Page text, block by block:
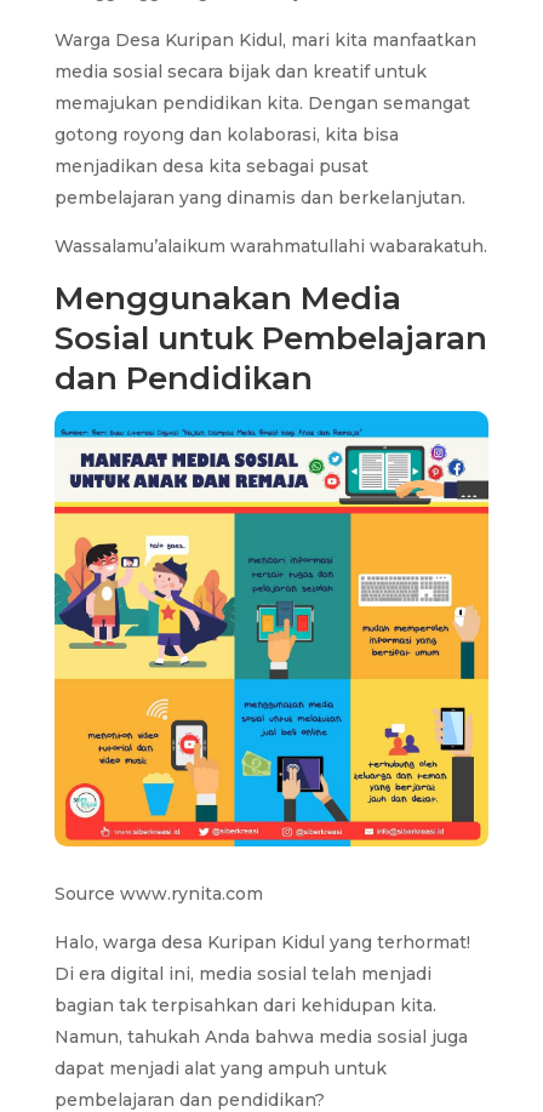
Warga Desa Kuripan Kidul, mari kita manfaatkan
media sosial secara bijak dan kreatif untuk
memajukan pendidikan kita. Dengan semangat
gotong royong dan kolaborasi, kita bisa
menjadikan desa kita sebagai pusat
pembelajaran yang dinamis dan berkelanjutan.
Wassalamu’alaikum warahmatullahi wabarakatuh.
Menggunakan Media
Sosial untuk Pembelajaran
dan Pendidikan
Source www.rynita.com
Halo, warga desa Kuripan Kidul yang terhormat!
Di era digital ini, media sosial telah menjadi
bagian tak terpisahkan dari kehidupan kita.
Namun, tahukah Anda bahwa media sosial juga
dapat menjadi alat yang ampuh untuk
pembelajaran dan pendidikan?